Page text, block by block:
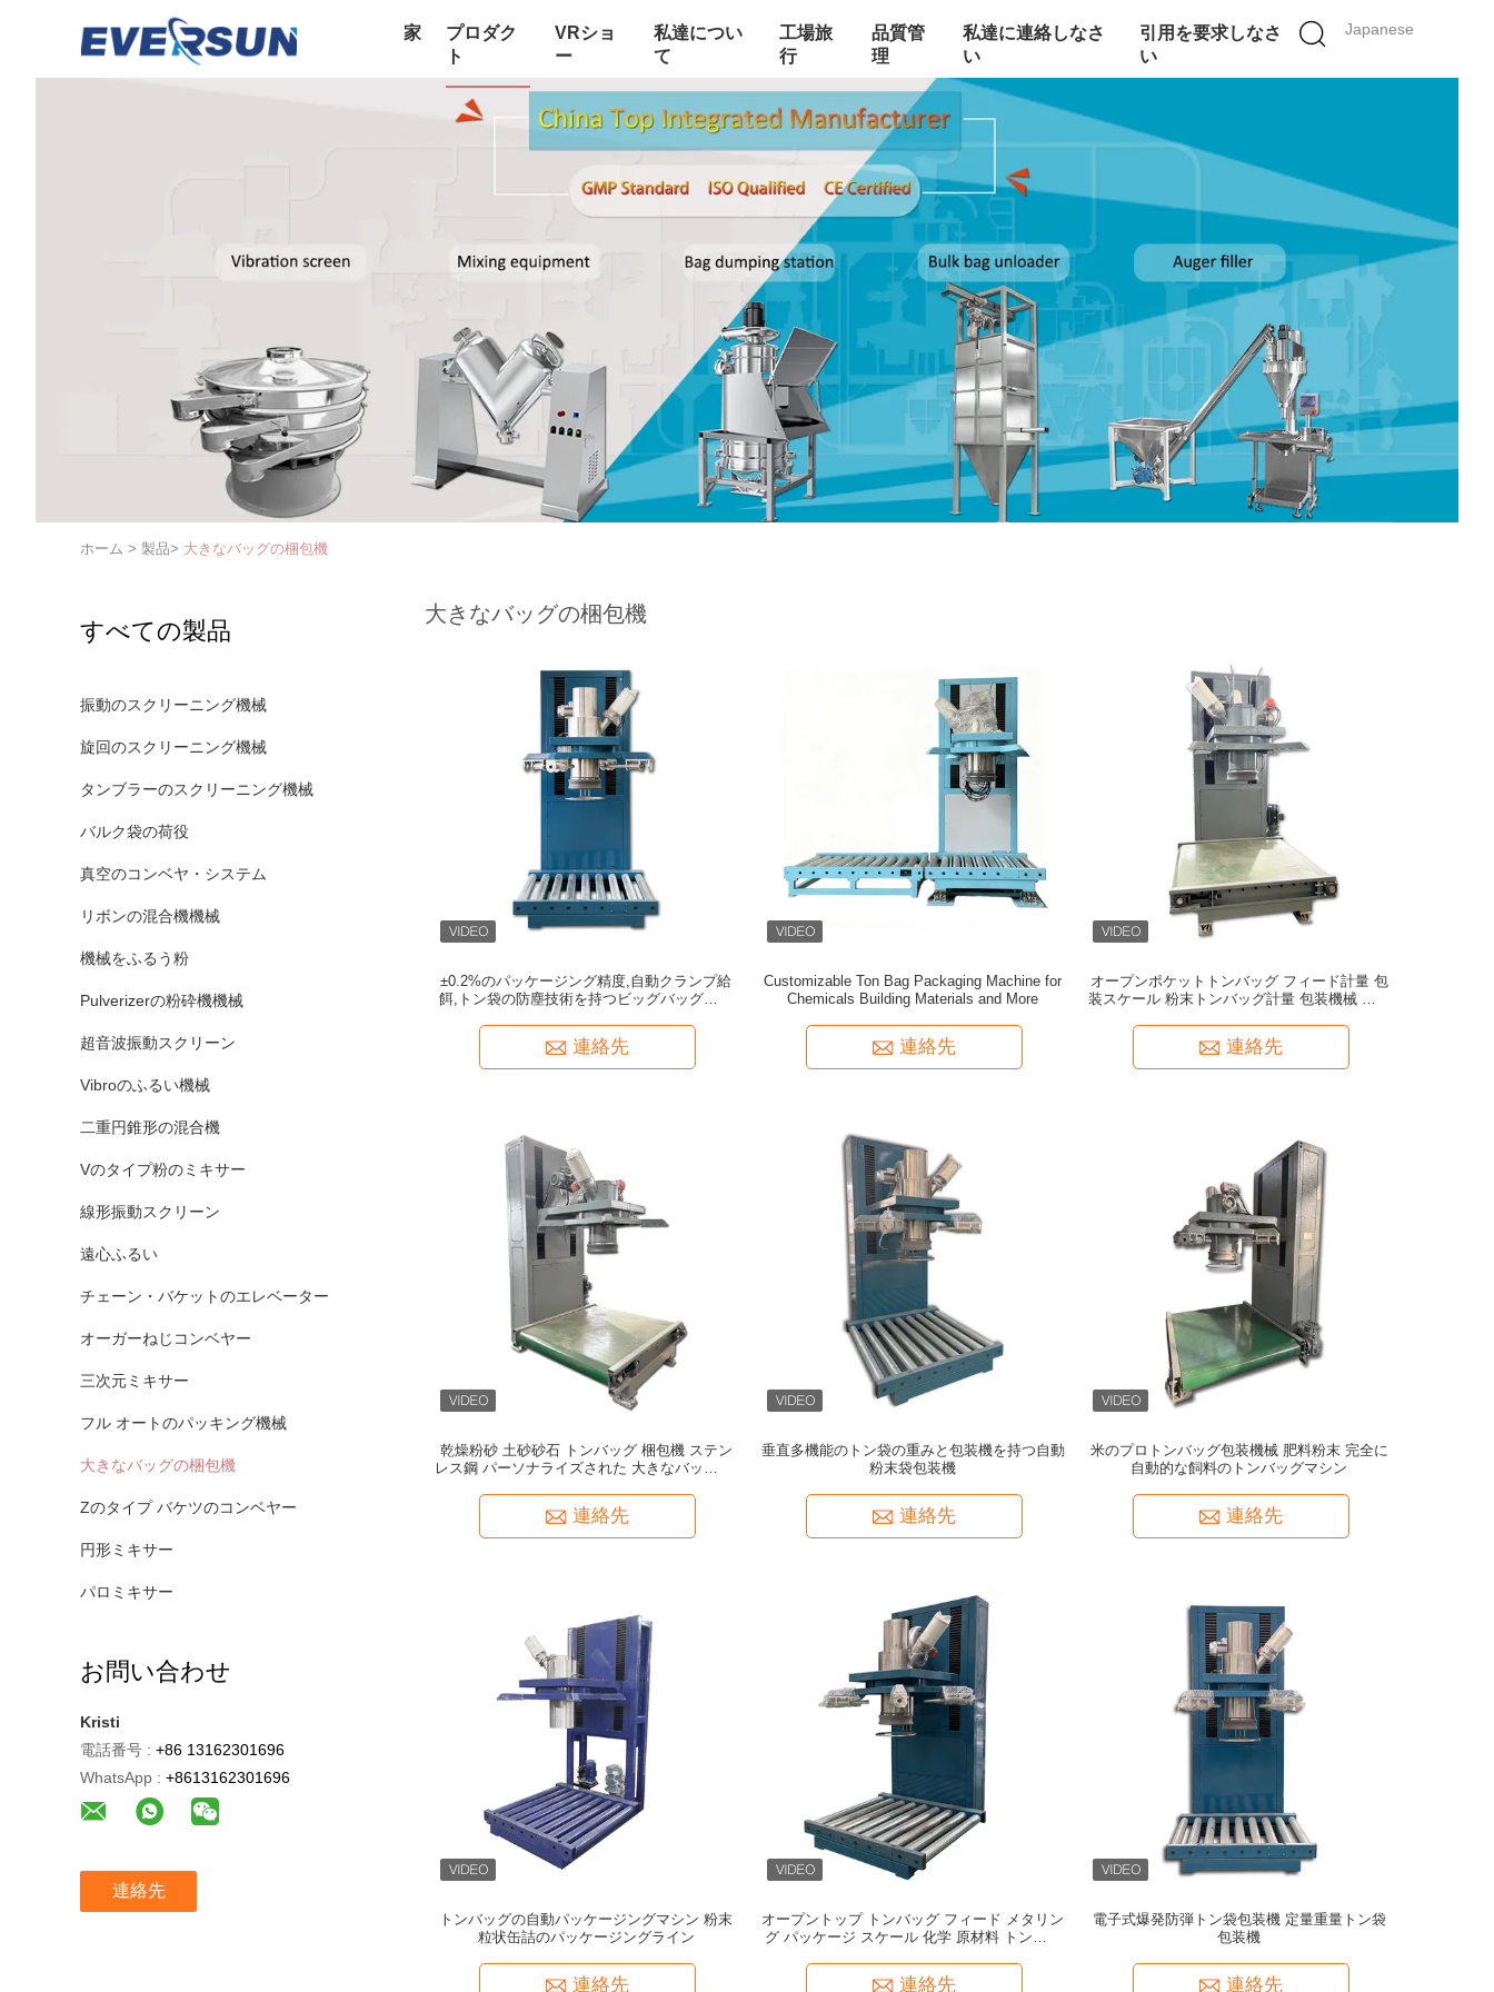
Japanese
家
プロダク
ト
VRショ
ー
私達につい
て
工場旅
行
品質管
理
私達に連絡しなさ
い
引用を要求しなさ
い
ホーム > 製品> 大きなバッグの梱包機
すべての製品
振動のスクリーニング機械
旋回のスクリーニング機械
タンブラーのスクリーニング機械
バルク袋の荷役
真空のコンベヤ・システム
リボンの混合機機械
機械をふるう粉
Pulverizerの粉砕機機械
超音波振動スクリーン
Vibroのふるい機械
二重円錐形の混合機
Vのタイプ粉のミキサー
線形振動スクリーン
遠心ふるい
チェーン・バケットのエレベーター
オーガーねじコンベヤー
三次元ミキサー
フル オートのパッキング機械
大きなバッグの梱包機
Zのタイプ バケツのコンベヤー
円形ミキサー
パロミキサー
お問い合わせ
Kristi
電話番号 : +86 13162301696
WhatsApp : +8613162301696
連絡先
大きなバッグの梱包機
±0.2%のパッケージング精度,自動クランプ給
餌,トン袋の防塵技術を持つビッグバッグパッ
連絡先
Customizable Ton Bag Packaging Machine for
Chemicals Building Materials and More
連絡先
オープンポケットトンバッグ フィード計量 包
装スケール 粉末トンバッグ計量 包装機械 化学
連絡先
乾燥粉砂 土砂砂石 トンバッグ 梱包機 ステン
レス鋼 パーソナライズされた 大きなバッグ 詰
連絡先
垂直多機能のトン袋の重みと包装機を持つ自動
粉末袋包装機
連絡先
米のプロトンバッグ包装機械 肥料粉末 完全に
自動的な飼料のトンバッグマシン
連絡先
トンバッグの自動パッケージングマシン 粉末
粒状缶詰のパッケージングライン
連絡先
オープントップ トンバッグ フィード メタリン
グ パッケージ スケール 化学 原材料 トンバッ
連絡先
電子式爆発防弾トン袋包装機 定量重量トン袋
包装機
連絡先